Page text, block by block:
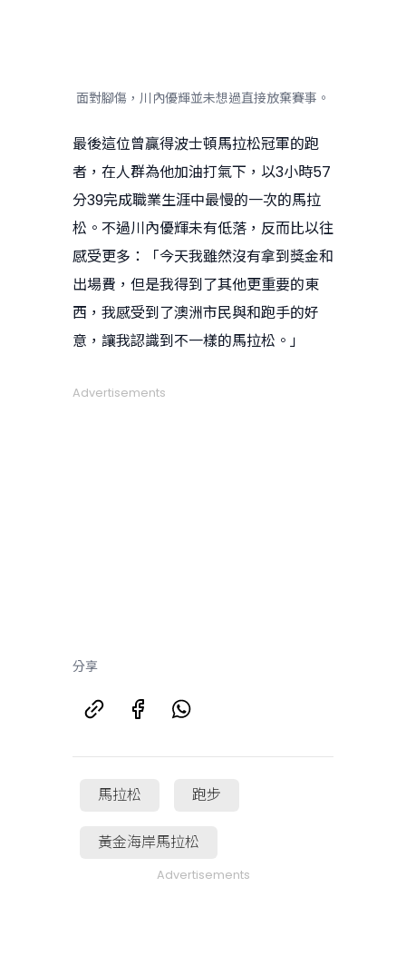
面對腳傷，川內優輝並未想過直接放棄賽事。
最後這位曾贏得波士頓馬拉松冠軍的跑
者，在人群為他加油打氣下，以3小時57
分39完成職業生涯中最慢的一次的馬拉
松。不過川內優輝未有低落，反而比以往
感受更多：「今天我雖然沒有拿到獎金和
出場費，但是我得到了其他更重要的東
西，我感受到了澳洲市民與和跑手的好
意，讓我認識到不一樣的馬拉松。」
Advertisements
分享
馬拉松 跑步
黃金海岸馬拉松
Advertisements